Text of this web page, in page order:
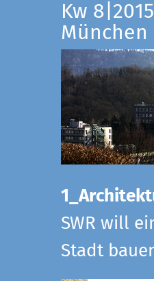
Kw
München
SWR will
Stadt